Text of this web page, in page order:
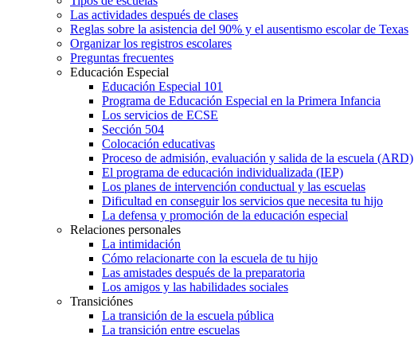
Las actividades después de clases
Reglas sobre la asistencia del 90% y el ausentismo escolar de Texas
Organizar los registros escolares
Preguntas frecuentes
Educación Especial
Educación Especial 101
Programa de Educación Especial en la Primera Infancia
Los servicios de ECSE
Sección 504
Colocación educativas
Proceso de admisión, evaluación y salida de la escuela (ARD)
El programa de educación individualizada (IEP)
Los planes de intervención conductual y las escuelas
Dificultad en conseguir los servicios que necesita tu hijo
La defensa y promoción de la educación especial
Relaciones personales
La intimidación
Cómo relacionarte con la escuela de tu hijo
Las amistades después de la preparatoria
Los amigos y las habilidades sociales
Transiciónes
La transición de la escuela pública
La transición entre escuelas